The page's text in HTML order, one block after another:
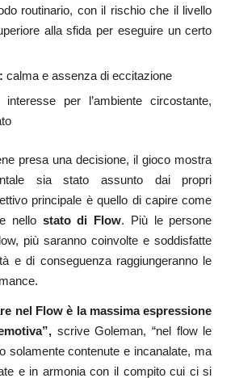
routinario, con il rischio che il livello
alla sfida per eseguire un certo
calma e assenza di eccitazione
interesse per l’ambiente circostante,
presa una decisione, il gioco mostra
sia stato assunto dai propri
principale è quello di capire come
nellostato di Flow. Più le persone
più saranno coinvolte e soddisfatte
e di conseguenza raggiungeranno le
nel Flow è la massima espressione
scrive Goleman, “nel flow le
solamente contenute e incanalate, ma
e in armonia con il compito cui ci si